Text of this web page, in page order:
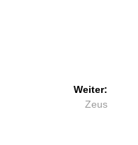
Weiter:
Nächster
Zeus